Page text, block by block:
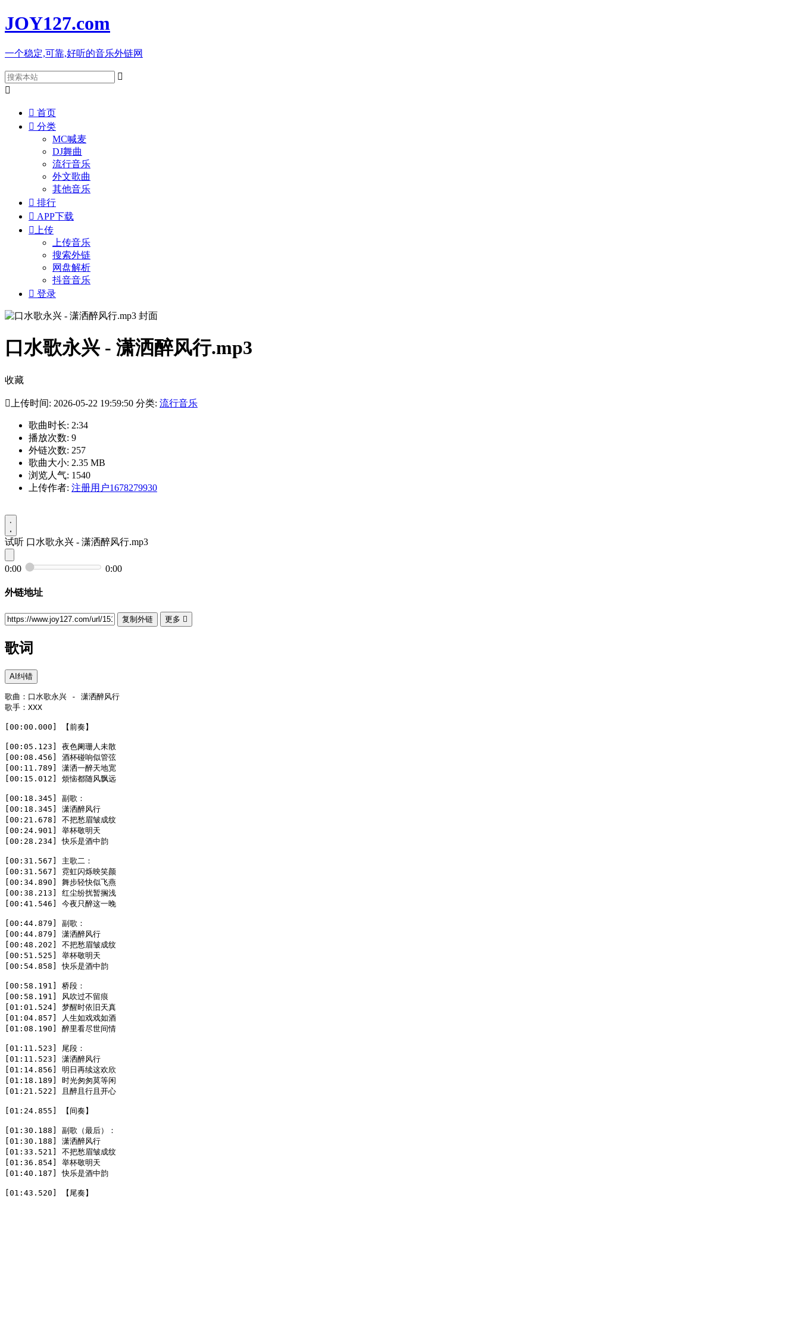
JOY127.com
一个稳定,可靠,好听的音乐外链网


 首页
 分类
MC喊麦
DJ舞曲
流行音乐
外文歌曲
其他音乐
 排行
 APP下载
 上传
上传音乐
搜索外链
网盘解析
抖音音乐
 登录
口水歌永兴 - 潇洒醉风行.mp3
收藏
 上传时间: 2026-05-22 19:59:50 分类: 流行音乐
歌曲时长: 2:34
播放次数: 9
外链次数: 257
歌曲大小: 2.35 MB
浏览人气: 1540
上传作者: 注册用户1678279930
试听 口水歌永兴 - 潇洒醉风行.mp3
0:00 0:00
外链地址
复制外链 更多 
歌词
AI纠错
歌曲：口水歌永兴 - 潇洒醉风行
歌手：XXX
[00:00.000] 【前奏】
[00:05.123] 夜色阑珊人未散
[00:08.456] 酒杯碰响似管弦
[00:11.789] 潇洒一醉天地宽
[00:15.012] 烦恼都随风飘远
[00:18.345] 副歌：
[00:18.345] 潇洒醉风行
[00:21.678] 不把愁眉皱成纹
[00:24.901] 举杯敬明天
[00:28.234] 快乐是酒中韵
[00:31.567] 主歌二：
[00:31.567] 霓虹闪烁映笑颜
[00:34.890] 舞步轻快似飞燕
[00:38.213] 红尘纷扰暂搁浅
[00:41.546] 今夜只醉这一晚
[00:44.879] 副歌：
[00:44.879] 潇洒醉风行
[00:48.202] 不把愁眉皱成纹
[00:51.525] 举杯敬明天
[00:54.858] 快乐是酒中韵
[00:58.191] 桥段：
[00:58.191] 风吹过不留痕
[01:01.524] 梦醒时依旧天真
[01:04.857] 人生如戏戏如酒
[01:08.190] 醉里看尽世间情
[01:11.523] 尾段：
[01:11.523] 潇洒醉风行
[01:14.856] 明日再续这欢欣
[01:18.189] 时光匆匆莫等闲
[01:21.522] 且醉且行且开心
[01:24.855] 【间奏】
[01:30.188] 副歌（最后）：
[01:30.188] 潇洒醉风行
[01:33.521] 不把愁眉皱成纹
[01:36.854] 举杯敬明天
[01:40.187] 快乐是酒中韵
[01:43.520] 【尾奏】